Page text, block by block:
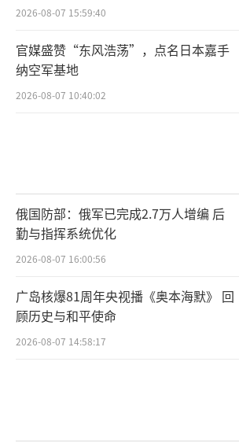
2026-08-07 15:59:40
官媒盛赞“东风浩荡”，点名日本嘉手
纳空军基地
2026-08-07 10:40:02
俄国防部：俄军已完成2.7万人增编 后
勤与指挥系统优化
2026-08-07 16:00:56
广岛核爆81周年央视播《奥本海默》 回
顾历史与和平使命
2026-08-07 14:58:17